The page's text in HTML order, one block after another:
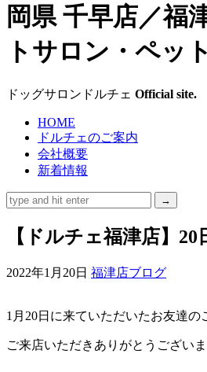
ッ
グ
サ
ロ
ン
ド
ル
（福
ドッグサロンドルチェ Official site.
HOME
ドルチェのご案内
会社概要
新着情報
【ドルチェ福津店】20
2022年1月20日 福津店ブログ
1月20日に来ていただいたお友達の
ご来店いただきありがとうござい